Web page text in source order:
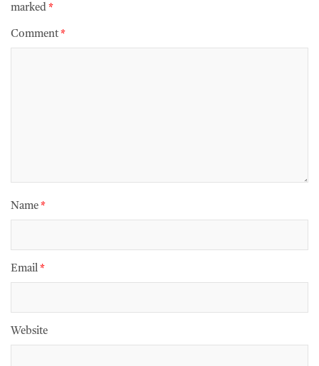
marked *
Comment *
Name *
Email *
Website